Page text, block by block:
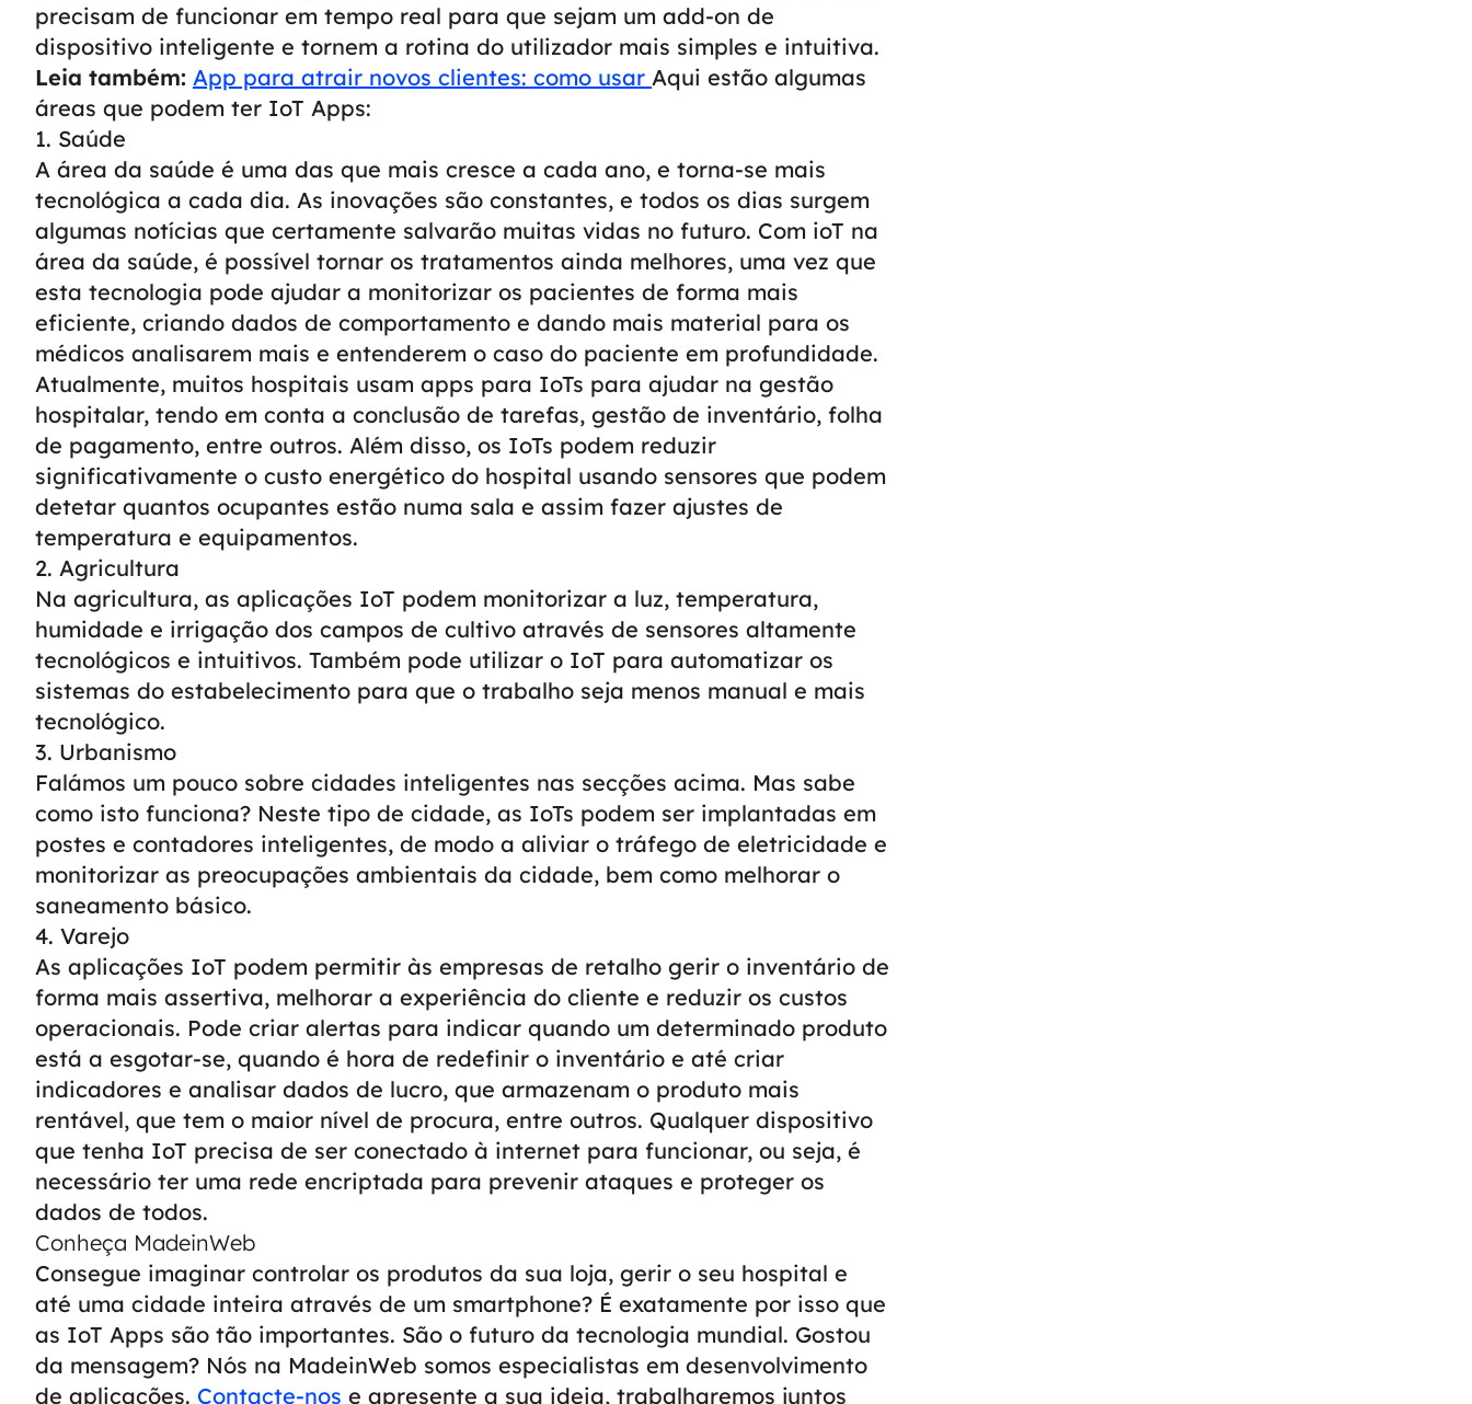
precisam de funcionar em tempo real para que sejam um add-on de
dispositivo inteligente e tornem a rotina do utilizador mais simples e intuitiva.
Leia também: App para atrair novos clientes: como usar Aqui estão algumas
áreas que podem ter IoT Apps:
1. Saúde
A área da saúde é uma das que mais cresce a cada ano, e torna-se mais
tecnológica a cada dia. As inovações são constantes, e todos os dias surgem
algumas notícias que certamente salvarão muitas vidas no futuro. Com ioT na
área da saúde, é possível tornar os tratamentos ainda melhores, uma vez que
esta tecnologia pode ajudar a monitorizar os pacientes de forma mais
eficiente, criando dados de comportamento e dando mais material para os
médicos analisarem mais e entenderem o caso do paciente em profundidade.
Atualmente, muitos hospitais usam apps para IoTs para ajudar na gestão
hospitalar, tendo em conta a conclusão de tarefas, gestão de inventário, folha
de pagamento, entre outros. Além disso, os IoTs podem reduzir
significativamente o custo energético do hospital usando sensores que podem
detetar quantos ocupantes estão numa sala e assim fazer ajustes de
temperatura e equipamentos.
2. Agricultura
Na agricultura, as aplicações IoT podem monitorizar a luz, temperatura,
humidade e irrigação dos campos de cultivo através de sensores altamente
tecnológicos e intuitivos. Também pode utilizar o IoT para automatizar os
sistemas do estabelecimento para que o trabalho seja menos manual e mais
tecnológico.
3. Urbanismo
Falámos um pouco sobre cidades inteligentes nas secções acima. Mas sabe
como isto funciona? Neste tipo de cidade, as IoTs podem ser implantadas em
postes e contadores inteligentes, de modo a aliviar o tráfego de eletricidade e
monitorizar as preocupações ambientais da cidade, bem como melhorar o
saneamento básico.
4. Varejo
As aplicações IoT podem permitir às empresas de retalho gerir o inventário de
forma mais assertiva, melhorar a experiência do cliente e reduzir os custos
operacionais. Pode criar alertas para indicar quando um determinado produto
está a esgotar-se, quando é hora de redefinir o inventário e até criar
indicadores e analisar dados de lucro, que armazenam o produto mais
rentável, que tem o maior nível de procura, entre outros. Qualquer dispositivo
que tenha IoT precisa de ser conectado à internet para funcionar, ou seja, é
necessário ter uma rede encriptada para prevenir ataques e proteger os
dados de todos.
Conheça MadeinWeb
Consegue imaginar controlar os produtos da sua loja, gerir o seu hospital e
até uma cidade inteira através de um smartphone? É exatamente por isso que
as IoT Apps são tão importantes. São o futuro da tecnologia mundial. Gostou
da mensagem? Nós na MadeinWeb somos especialistas em desenvolvimento
de aplicações. Contacte-nos e apresente a sua ideia, trabalharemos juntos